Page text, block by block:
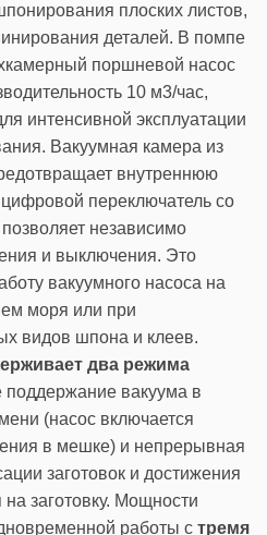
плоских листов,
деталей. В помпе
поршневой насос
10 м3/час,
интенсивной эксплуатации
Вакуумная камера из
внутреннюю
переключатель со
независимо
и выключения. Это
вакуумного насоса на
моря или при
видов шпона и клеев.
два режима
поддержание вакуума в
(насос включается
в мешке) и непрерывная
заготовок и достижения
заготовку. Мощности
работы с тремя